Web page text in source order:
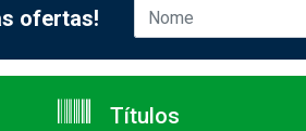
ofertas!
Títulos